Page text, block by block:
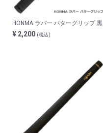
HONMA ラバー パターグリップ 黒
¥ 2,200 (税込)